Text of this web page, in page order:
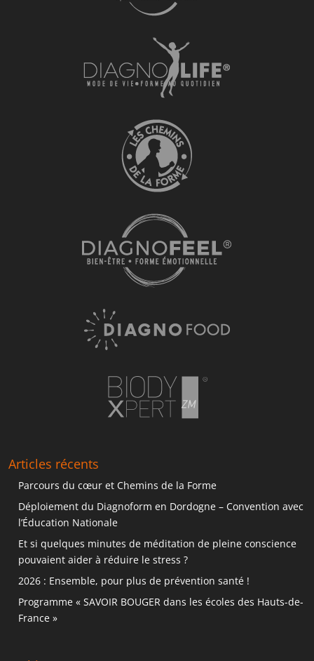
Articles récents
Parcours du cœur et Chemins de la Forme
Déploiement du Diagnoform en Dordogne – Convention avec
l’Éducation Nationale
Et si quelques minutes de méditation de pleine conscience
pouvaient aider à réduire le stress ?
2026 : Ensemble, pour plus de prévention santé !
Programme « SAVOIR BOUGER dans les écoles des Hauts-de-
France »